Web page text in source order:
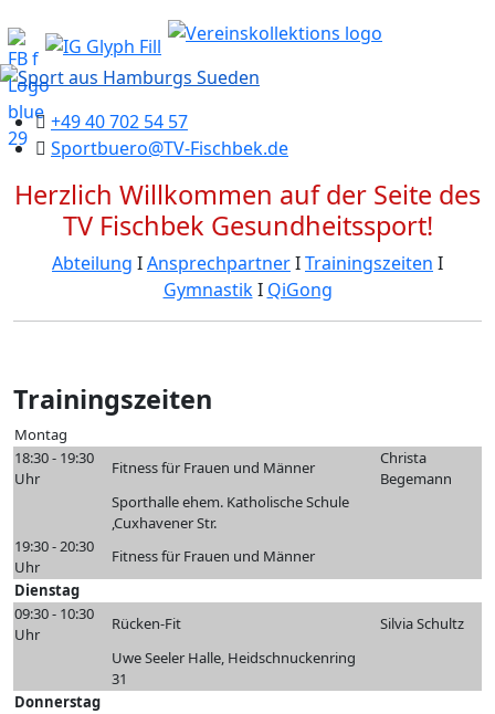
+49 40 702 54 57
Sportbuero@TV-Fischbek.de
Herzlich Willkommen auf der Seite des
TV Fischbek Gesundheitssport!
Abteilung ΙAnsprechpartnerΙTrainingszeiten Ι
GymnastikΙ QiGong
Trainingszeiten
Montag
18:30 - 19:30
Uhr
Fitness für Frauen und Männer
Christa
Begemann
Sporthalle ehem. Katholische Schule
,Cuxhavener Str.
19:30 - 20:30
Uhr
Fitness für Frauen und Männer
Dienstag
09:30 - 10:30
Uhr
Rücken-Fit
Silvia Schultz
Uwe Seeler Halle, Heidschnuckenring
31
Donnerstag